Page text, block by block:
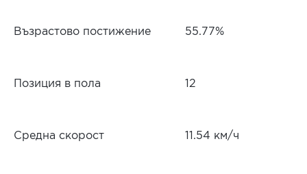
Възрастово постижение 55.77%
Позиция в пола 12
Средна скорост 11.54 км/ч